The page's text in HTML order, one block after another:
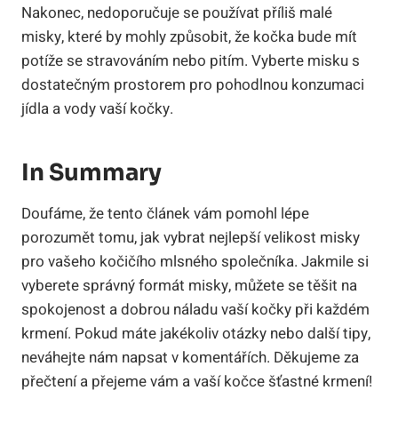
Nakonec, nedoporučuje se používat příliš malé
misky, které by mohly způsobit, že kočka bude mít
potíže se stravováním nebo pitím. Vyberte misku s
dostatečným prostorem pro pohodlnou konzumaci
jídla a vody vaší kočky.
In Summary
Doufáme, že tento článek vám pomohl lépe
porozumět tomu, jak vybrat nejlepší velikost misky
pro vašeho kočičího mlsného společníka. Jakmile si
vyberete správný formát misky, můžete se těšit na
spokojenost a dobrou náladu vaší kočky při každém
krmení. Pokud máte jakékoliv otázky nebo další tipy,
neváhejte nám napsat v komentářích. Děkujeme za
přečtení a přejeme vám a vaší kočce šťastné krmení!